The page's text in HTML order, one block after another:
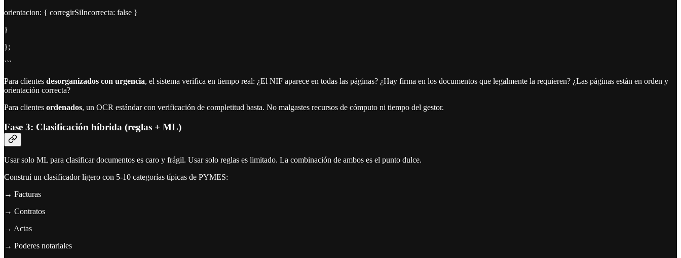
orientacion: { corregirSiIncorrecta: false }
}
};
```
Para clientes desorganizados con urgencia, el sistema verifica en tiempo real: ¿El NIF aparece en todas las páginas? ¿Hay firma en los documentos que legalmente la requieren? ¿Las páginas están en orden y
orientación correcta?
Para clientes ordenados, un OCR estándar con verificación de completitud basta. No malgastes recursos de cómputo ni tiempo del gestor.
Fase 3: Clasificación híbrida (reglas + ML)
Usar solo ML para clasificar documentos es caro y frágil. Usar solo reglas es limitado. La combinación de ambos es el punto dulce.
Construí un clasificador ligero con 5-10 categorías típicas de PYMES:
→ Facturas
→ Contratos
→ Actas
→ Poderes notariales